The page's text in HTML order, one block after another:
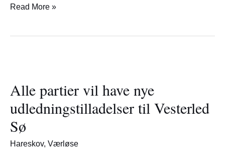
Read More »
Alle partier vil have nye
udledningstilladelser til Vesterled
Sø
Hareskov, Værløse
vil
have
nye
udledningstilladelser
til
Vesterled